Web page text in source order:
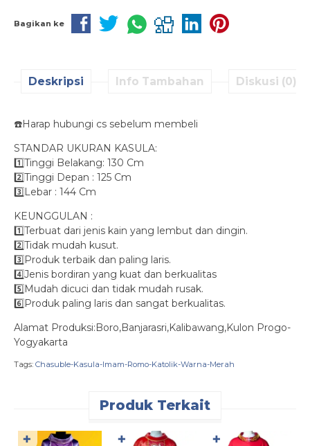
Bagikan ke
Deskripsi Info Tambahan Diskusi (0)
☎️Harap hubungi cs sebelum membeli
STANDAR UKURAN KASULA:
1️⃣Tinggi Belakang: 130 Cm
2️⃣Tinggi Depan : 125 Cm
3️⃣Lebar : 144 Cm
KEUNGGULAN :
1️⃣Terbuat dari jenis kain yang lembut dan dingin.
2️⃣Tidak mudah kusut.
3️⃣Produk terbaik dan paling laris.
4️⃣Jenis bordiran yang kuat dan berkualitas
5️⃣Mudah dicuci dan tidak mudah rusak.
6️⃣Produk paling laris dan sangat berkualitas.
Alamat Produksi:Boro,Banjarasri,Kalibawang,Kulon Progo-
Yogyakarta
Tags: Chasuble-Kasula-Imam-Romo-Katolik-Warna-Merah
Produk Terkait
✚ ✚ ✚